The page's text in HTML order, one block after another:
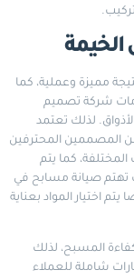
مميزة وعملية، كما
شركة تصميم
لذلك تعتمد
المصممين المحترفين
كما يتم
تهتم صيانة مسابح في
اختيار المواد بعناية
المسبح، لذلك
شاملة للعملاء